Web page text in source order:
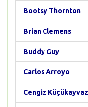
Bootsy Thornton
Brian Clemens
Buddy Guy
Carlos Arroyo
Cengiz Küçükayvaz